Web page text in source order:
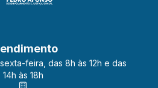
feira, das 8h às 12h e das
14h às 18h